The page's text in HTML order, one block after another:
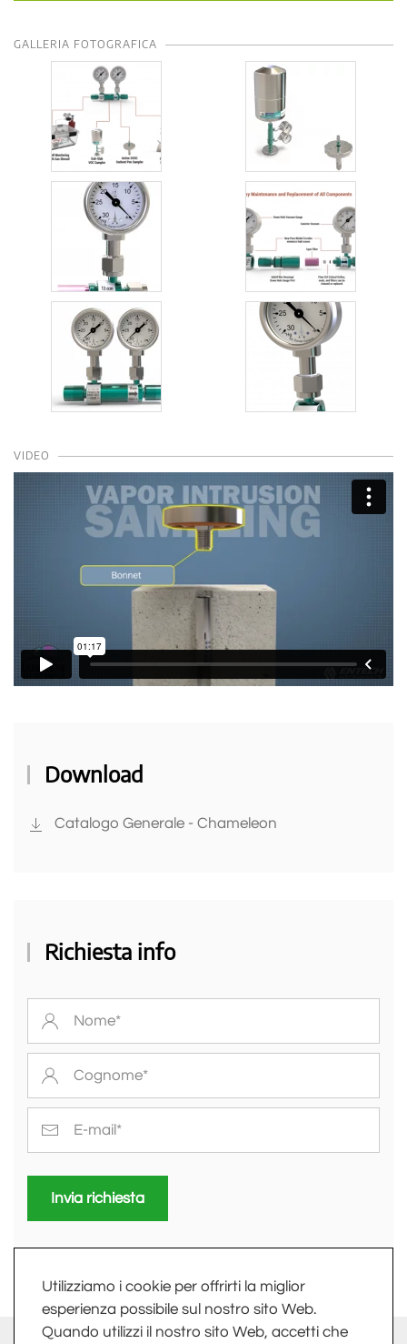
Utilizziamo i cookie per offrirti la miglior
esperienza possibile sul nostro sito Web.
Quando utilizzi il nostro sito Web, accetti che
GALLERIA FOTOGRAFICA
VIDEO
Download
Catalogo Generale - Chameleon
Richiesta info
Invia richiesta
info@fkv.it - Extranet